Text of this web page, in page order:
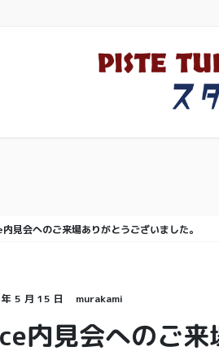
会へのご来場ありがとうございました。
5 月 15 日 murakami
内見会へのご来